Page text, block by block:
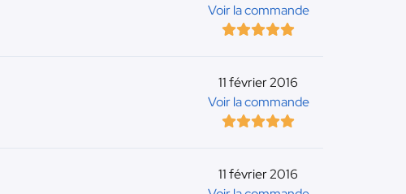
Voir la commande
11 février 2016
Voir la commande
11 février 2016